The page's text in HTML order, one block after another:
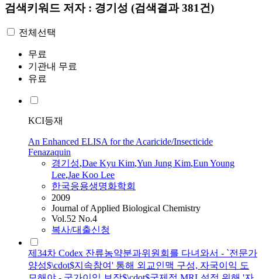
검색키워드 저자 : 경기성 (검색결과 381건)
전체선택
무료
기관내 무료
유료
KCI등재
An Enhanced ELISA for the Acaricide/Insecticide
Fenazaquin
경기성,Dae Kyu Kim,Yun Jung Kim,Eun Young
Lee,Jae Koo Lee
한국응용생명화학회
2009
Journal of Applied Biological Chemistry
Vol.52 No.4
복사/대출신청
제34차 Codex 잔류농약분과위원회를 다녀와서 - `전문가
양성$\cdot$지속참여' 통해 외교인맥 구성, 자국이익 도